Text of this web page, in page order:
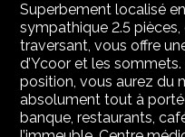
Superbement localisé
sympathique 2.5
traversant, vous offre
d’Ycoor et les
position, vous aurez du
absolument tout à
banque, restaurants,